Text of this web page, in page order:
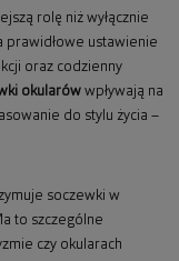
rolę niż wyłącznie
prawidłowe ustawienie
oraz codzienny
okularów wpływają na
do stylu życia –
soczewki w
to szczególne
czy okularach